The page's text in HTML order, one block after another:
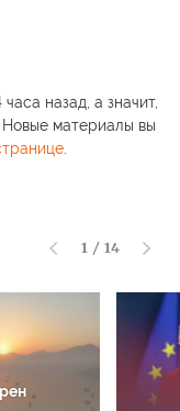
назад, а значит,
материалы вы
.
1 / 14